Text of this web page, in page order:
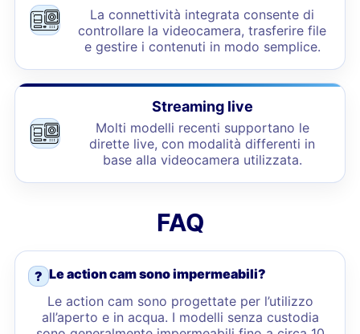
La connettività integrata consente di
controllare la videocamera, trasferire file
e gestire i contenuti in modo semplice.
Streaming live
Molti modelli recenti supportano le
dirette live, con modalità differenti in
base alla videocamera utilizzata.
FAQ
? Le action cam sono impermeabili?
Le action cam sono progettate per l’utilizzo
all’aperto e in acqua. I modelli senza custodia